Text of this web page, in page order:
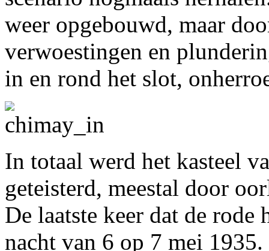
weer opgebouwd, maar
verwoestingen en
in en rond het slot,
In totaal werd het kasteel
geteisterd, meestal door
De laatste keer dat de rode
nacht van 6 op 7 mei